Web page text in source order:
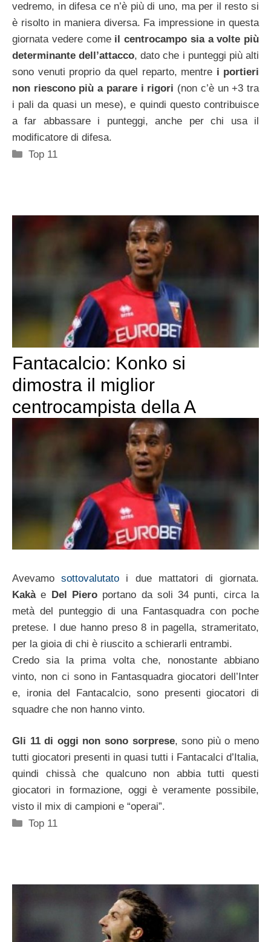
vedremo, in difesa ce n’è più di uno, ma per il resto si
è risolto in maniera diversa. Fa impressione in questa
giornata vedere comeil centrocampo sia a volte più
determinante dell’attacco, dato che i punteggi più alti
sono venuti proprio da quel reparto, mentre i portieri
non riescono più a parare i rigori (non c’è un +3 tra
i pali da quasi un mese), e quindi questo contribuisce
a far abbassare i punteggi, anche per chi usa il
modificatore di difesa.
Categorie
Top 11
Fantacalcio: Konko si
dimostra il miglior
centrocampista della A
Avevamosottovalutato i due mattatori di giornata.
Kakàe Del Pieroportano da soli 34 punti, circa la
metà del punteggio di una Fantasquadra con poche
pretese. I due hanno preso 8 in pagella, strameritato,
per la gioia di chi è riuscito a schierarli entrambi.
Credo sia la prima volta che, nonostante abbiano
vinto, non ci sono in Fantasquadra giocatori dell’Inter
e, ironia del Fantacalcio, sono presenti giocatori di
squadre che non hanno vinto.
Gli 11 di oggi non sono sorprese, sono più o meno
tutti giocatori presenti in quasi tutti i Fantacalci d’Italia,
quindi chissà che qualcuno non abbia tutti questi
giocatori in formazione, oggi è veramente possibile,
visto il mix di campioni e “operai”.
Categorie
Top 11